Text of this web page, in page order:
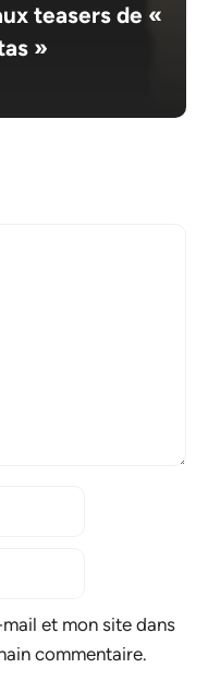
teasers de «
»
et mon site dans
commentaire.